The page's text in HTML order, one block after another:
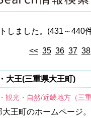
しました。(431～440
<< 35 36 37 38
大王(三重県大王町)
観光・自然/近畿地方（三重
大王町のホームページ